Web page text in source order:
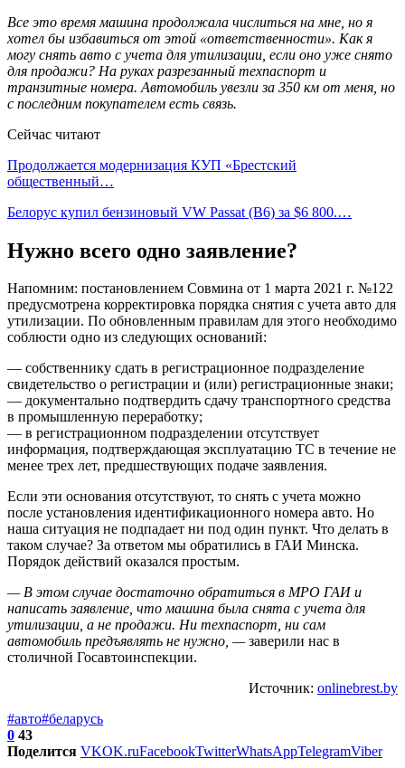
Все это время машина продолжала числиться на мне, но я
хотел бы избавиться от этой «ответственности». Как я
могу снять авто с учета для утилизации, если оно уже снято
для продажи? На руках разрезанный техпаспорт и
транзитные номера. Автомобиль увезли за 350 км от меня, но
с последним покупателем есть связь.
Сейчас читают
Продолжается модернизация КУП «Брестский
общественный…
Белорус купил бензиновый VW Passat (B6) за $6 800.…
Нужно всего одно заявление?
Напомним: постановлением Совмина от 1 марта 2021 г. №122
предусмотрена корректировка порядка снятия с учета авто для
утилизации. По обновленным правилам для этого необходимо
соблюсти одно из следующих оснований:
— собственнику сдать в регистрационное подразделение
свидетельство о регистрации и (или) регистрационные знаки;
— документально подтвердить сдачу транспортного средства
в промышленную переработку;
— в регистрационном подразделении отсутствует
информация, подтверждающая эксплуатацию ТС в течение не
менее трех лет, предшествующих подаче заявления.
Если эти основания отсутствуют, то снять с учета можно
после установления идентификационного номера авто. Но
наша ситуация не подпадает ни под один пункт. Что делать в
таком случае? За ответом мы обратились в ГАИ Минска.
Порядок действий оказался простым.
— В этом случае достаточно обратиться в МРО ГАИ и
написать заявление, что машина была снята с учета для
утилизации, а не продажи. Ни техпаспорт, ни сам
автомобиль предъявлять не нужно, —заверили нас в
столичной Госавтоинспекции.
Источник: onlinebrest.by
#авто#беларусь
0 43
Поделится VKOK.ruFacebookTwitterWhatsAppTelegramViber